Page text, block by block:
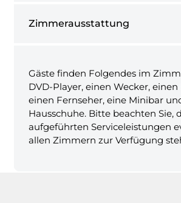
Zimmerausstattung
Gäste finden Folgendes im
DVD-Player, einen Wecker,
einen Fernseher, eine Minibar
Hausschuhe. Bitte beachten Sie,
aufgeführten Serviceleistungen
allen Zimmern zur Verfügung